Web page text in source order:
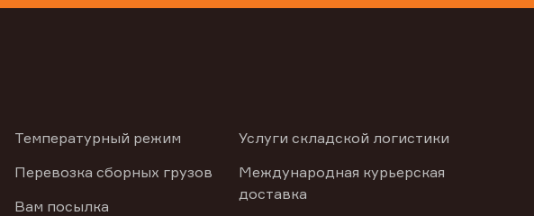
Температурный режим
Перевозка сборных грузов
Вам посылка
Услуги складской логистики
Международная курьерская
доставка